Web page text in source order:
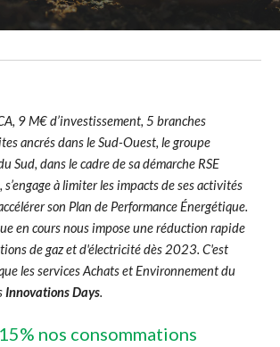
9 M€ d’investissement, 5 branches
ancrés dans le Sud-Ouest, le groupe
Sud, dans le cadre de sa démarche RSE
, s’engage à limiter les impacts de ses activités
son Plan de Performance Énergétique.
en cours nous impose une réduction rapide
de gaz et d'électricité dès 2023. C'est
les services Achats et Environnement du
Innovations Days.
nos consommations